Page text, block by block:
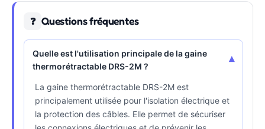
❓ Questions fréquentes
Quelle est l'utilisation principale de la gaine
thermorétractable DRS-2M ?
▾
La gaine thermorétractable DRS-2M est
principalement utilisée pour l'isolation électrique et
la protection des câbles. Elle permet de sécuriser